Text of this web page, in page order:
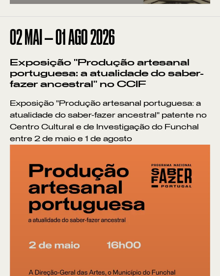
02MAI—01AGO2026
Exposição "Produção artesanal
portuguesa: a atualidade do saber-
fazer ancestral" no CCIF
Exposição "Produção artesanal portuguesa: a
atualidade do saber-fazer ancestral" patente no
Centro Cultural e de Investigação do Funchal
entre 2 de maio e 1 de agosto